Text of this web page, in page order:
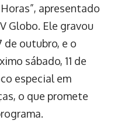
apresentado
Globo. Ele gravou
de outubro, e o
sábado, 11 de
especial em
o que promete